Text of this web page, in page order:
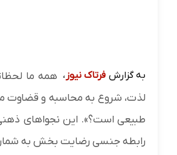
به گزارش فرتاک نیوز ، همه ما
لذت، شروع به محاسبه و قضاوت
طبیعی است؟». این نجوا‌های
رابطه جنسی رضایت بخش به